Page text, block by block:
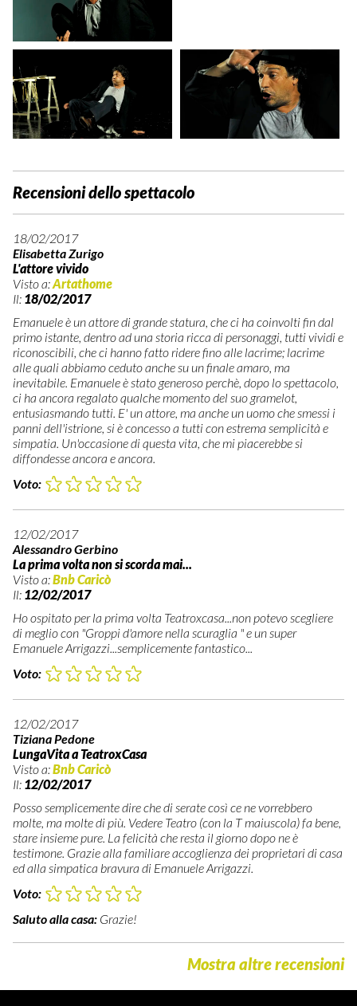
Recensioni dello spettacolo
18/02/2017
Elisabetta Zurigo
L'attore vivido
Visto a:Artathome
Il: 18/02/2017
Emanuele è un attore di grande statura, che ci ha coinvolti fin dal
primo istante, dentro ad una storia ricca di personaggi, tutti vividi e
riconoscibili, che ci hanno fatto ridere fino alle lacrime; lacrime
alle quali abbiamo ceduto anche su un finale amaro, ma
inevitabile. Emanuele è stato generoso perchè, dopo lo spettacolo,
ci ha ancora regalato qualche momento del suo gramelot,
entusiasmando tutti. E' un attore, ma anche un uomo che smessi i
panni dell'istrione, si è concesso a tutti con estrema semplicità e
simpatia. Un'occasione di questa vita, che mi piacerebbe si
diffondesse ancora e ancora.
Voto:
12/02/2017
Alessandro Gerbino
La prima volta non si scorda mai...
Visto a:Bnb Caricò
Il: 12/02/2017
Ho ospitato per la prima volta Teatroxcasa...non potevo scegliere
di meglio con "Groppi d'amore nella scuraglia " e un super
Emanuele Arrigazzi...semplicemente fantastico...
Voto:
12/02/2017
Tiziana Pedone
LungaVita a TeatroxCasa
Visto a:Bnb Caricò
Il: 12/02/2017
Posso semplicemente dire che di serate così ce ne vorrebbero
molte, ma molte di più. Vedere Teatro (con la T maiuscola) fa bene,
stare insieme pure. La felicità che resta il giorno dopo ne è
testimone. Grazie alla familiare accoglienza dei proprietari di casa
ed alla simpatica bravura di Emanuele Arrigazzi.
Voto:
Saluto alla casa: Grazie!
Mostra altre recensioni